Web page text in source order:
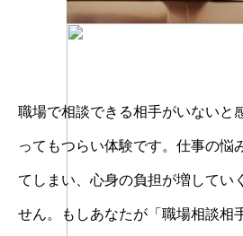
職場で相談できる相手がいないと
ってもつらい体験です。仕事の悩
てしまい、心身の負担が増してい
せん。もしあなたが「職場相談相